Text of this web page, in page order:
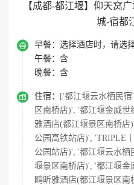
【成都-都江堰】仰天窝
城-宿都
 早餐： 选择酒店时，请选
午餐： 含
晚餐： 含
 住宿：
['都江堰云水栖民
区南桥店)', '都江堰金威
雅酒店(都江堰景区南桥
公园高铁站店)', 'TRIPLE
公园站店)', '都江堰云水栖
堰景区南桥店)', '都江堰金
鸥昕雅酒店(都江堰景区